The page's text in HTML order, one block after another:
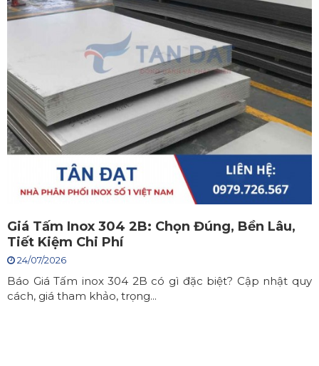
Giá Tấm Inox 304 2B: Chọn Đúng, Bền Lâu,
Tiết Kiệm Chi Phí
24/07/2026
Báo Giá Tấm inox 304 2B có gì đặc biệt? Cập nhật quy
cách, giá tham khảo, trọng...